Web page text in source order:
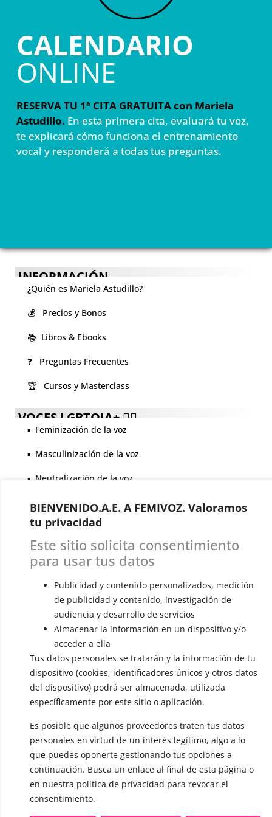
BIENVENIDO.A.E. A FEMIVOZ. Valoramos
tu privacidad
Este sitio solicita consentimiento
para usar tus datos
Publicidad y contenido personalizados, medición
de publicidad y contenido, investigación de
audiencia y desarrollo de servicios
Almacenar la información en un dispositivo y/o
acceder a ella
Tus datos personales se tratarán y la información de tu
dispositivo (cookies, identificadores únicos y otros datos
del dispositivo) podrá ser almacenada, utilizada
específicamente por este sitio o aplicación.
Es posible que algunos proveedores traten tus datos
personales en virtud de un interés legítimo, algo a lo
que puedes oponerte gestionando tus opciones a
continuación. Busca un enlace al final de esta página o
en nuestra política de privacidad para revocar el
consentimiento.
CALENDARIO
ONLINE
RESERVA TU 1ª CITA GRATUITA con Mariela
Astudillo. En esta primera cita, evaluará tu voz,
te explicará cómo funciona el entrenamiento
vocal y responderá a todas tus preguntas.
INFORMACIÓN
¿Quién es Mariela Astudillo?
💰 Precios y Bonos
📚 Libros & Ebooks
❓ Preguntas Frecuentes
🏆 Cursos y Masterclass
VOCES LGBTQIA+ 🏳️‍🌈
▪️ Feminización de la voz
▪️ Masculinización de la voz
▪️ Neutralización de la voz
▪️ Dualización de la voz
▪️ Androginización de la voz
OTRAS SESIONES
▪️ Caracterización de la voz
▪️ Voz virilizada por esteroides
▪️ Modificación del acento
🟥 CIRUGÍA: Glotoplastia
CONTACTO Y CITAS
✅Pide tu CITA ONLINE
WhatsApp :
+34 625 14 46 47
Email :contacto@femivoz.es